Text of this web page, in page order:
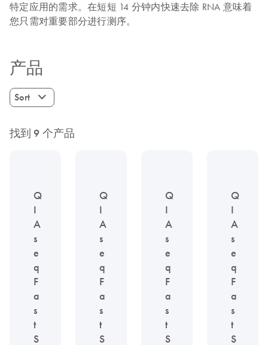
特定应用的需求。在短短 14 分钟内快速去除 RNA 意味着
您只需对重要部分进行测序。
产品
Sort
找到 9 个产品
Q
I
A
s
e
q
F
a
s
t
S
Q
I
A
s
e
q
F
a
s
t
S
Q
I
A
s
e
q
F
a
s
t
S
Q
I
A
s
e
q
F
a
s
t
S